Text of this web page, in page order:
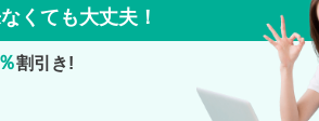
くても大丈夫！
割引き!